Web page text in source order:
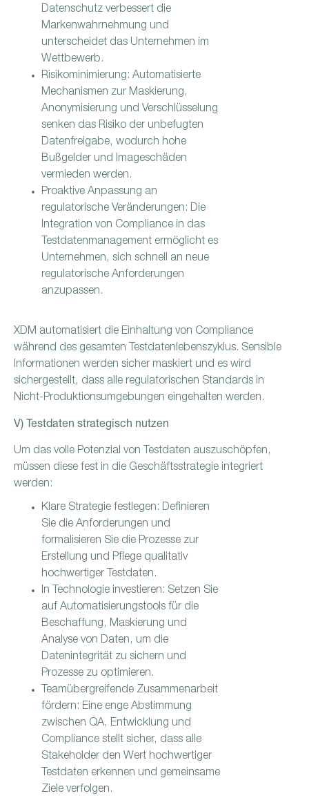
Datenschutz verbessert die
Markenwahrnehmung und
unterscheidet das Unternehmen im
Wettbewerb.
Risikominimierung: Automatisierte
Mechanismen zur Maskierung,
Anonymisierung und Verschlüsselung
senken das Risiko der unbefugten
Datenfreigabe, wodurch hohe
Bußgelder und Imageschäden
vermieden werden.
Proaktive Anpassung an
regulatorische Veränderungen: Die
Integration von Compliance in das
Testdatenmanagement ermöglicht es
Unternehmen, sich schnell an neue
regulatorische Anforderungen
anzupassen.
XDM automatisiert die Einhaltung von Compliance
während des gesamten Testdatenlebenszyklus. Sensible
Informationen werden sicher maskiert und es wird
sichergestellt, dass alle regulatorischen Standards in
Nicht-Produktionsumgebungen eingehalten werden.
V) Testdaten strategisch nutzen
Um das volle Potenzial von Testdaten auszuschöpfen,
müssen diese fest in die Geschäftsstrategie integriert
werden:
Klare Strategie festlegen: Definieren
Sie die Anforderungen und
formalisieren Sie die Prozesse zur
Erstellung und Pflege qualitativ
hochwertiger Testdaten.
In Technologie investieren: Setzen Sie
auf Automatisierungstools für die
Beschaffung, Maskierung und
Analyse von Daten, um die
Datenintegrität zu sichern und
Prozesse zu optimieren.
Teamübergreifende Zusammenarbeit
fördern: Eine enge Abstimmung
zwischen QA, Entwicklung und
Compliance stellt sicher, dass alle
Stakeholder den Wert hochwertiger
Testdaten erkennen und gemeinsame
Ziele verfolgen.